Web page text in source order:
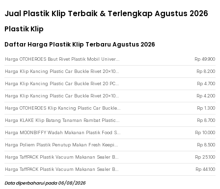
Jual Plastik Klip Terbaik & Terlengkap Agustus 2026
Plastik Klip
Daftar Harga Plastik Klip Terbaru Agustus 2026
Rp 49.900
Rp 8.200
Rp 4.700
Rp 4.200
Rp 1.300
Rp 8.700
Rp 10.000
Rp 8.500
Rp 25.100
Rp 44.100
Data diperbaharui pada 06/08/2026